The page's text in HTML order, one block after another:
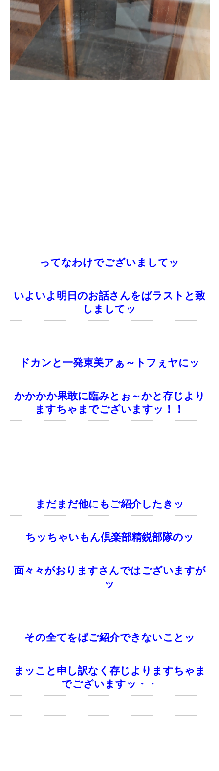
ってなわけでございましてッ
いよいよ明日のお話さんをばラストと致
しましてッ
ドカンと一発東美アぁ～トフぇヤにッ
かかかか果敢に臨みとぉ～かと存じより
ますちゃまでございますッ！！
まだまだ他にもご紹介したきッ
ちッちゃいもん倶楽部精鋭部隊のッ
面々々がおりますさんではございますが
ッ
その全てをばご紹介できないことッ
まッこと申し訳なく存じよりますちゃま
でございますッ・・